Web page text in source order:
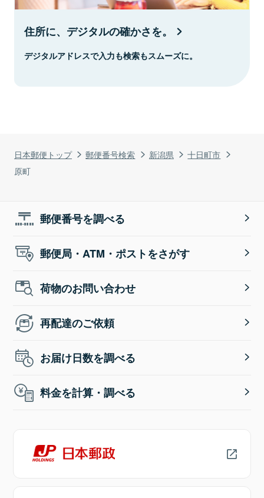
日本郵便トップ 郵便番号検索 新潟県
十日町市
原町
住所に、デジタルの確かさを。
デジタルアドレスで入力も検索もスムーズに。
郵便番号を調べる
郵便局・ATM・ポストをさがす
荷物のお問い合わせ
再配達のご依頼
お届け日数を調べる
料金を計算・調べる